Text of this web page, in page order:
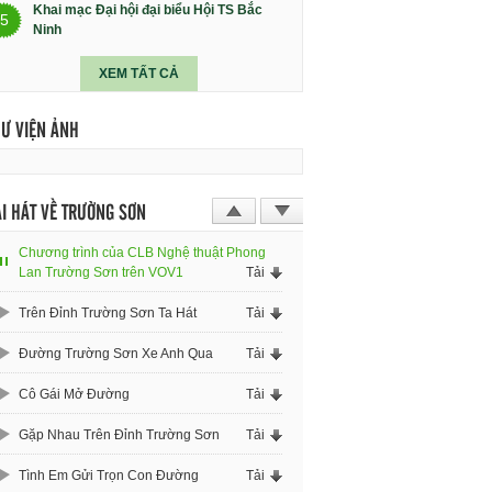
5
Khai mạc Đại hội đại biểu Hội TS Bắc
Ninh
XEM TẤT CẢ
VIỆN ẢNH
HÁT VỀ TRƯỜNG SƠN
Chương trình của CLB Nghệ thuật Phong
Lan Trường Sơn trên VOV1
Tải
Trên Đỉnh Trường Sơn Ta Hát Tải
Đường Trường Sơn Xe Anh Qua Tải
Cô Gái Mở Đường Tải
Gặp Nhau Trên Đỉnh Trường Sơn Tải
Tình Em Gửi Trọn Con Đường Tải